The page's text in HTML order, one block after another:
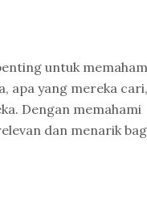
untuk
apa yang mereka cari,
Dengan memahami
dan menarik